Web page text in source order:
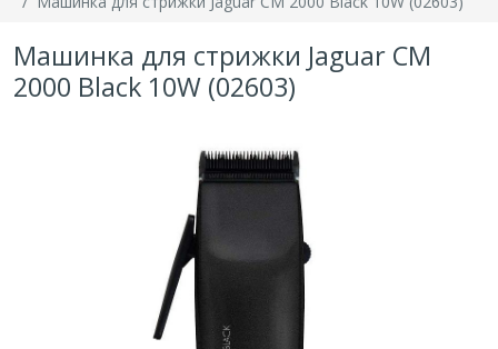
Машинка для стрижки Jaguar CM
2000 Black 10W (02603)